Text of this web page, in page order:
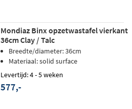
Mondiaz Binx opzetwastafel vierkant
36cm Clay / Talc
Breedte/diameter: 36cm
Materiaal: solid surface
Levertijd: 4 - 5 weken
577,-